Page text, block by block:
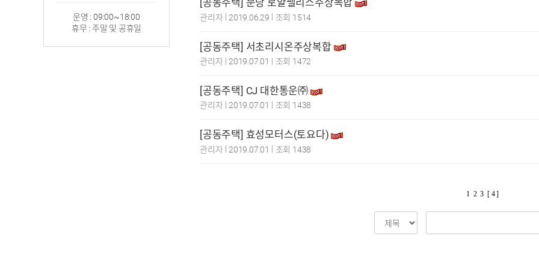
운영 : 09:00~18:00
휴무 : 주말 및 공휴일
[공동주택] 분당 로얄팰리스주상복합
관리자 | 2019.06.29 | 조회 1514
[공동주택] 서초리시온주상복합
관리자 | 2019.07.01 | 조회 1472
[공동주택] CJ 대한통운㈜
관리자 | 2019.07.01 | 조회 1438
[공동주택] 효성모터스(토요다)
관리자 | 2019.07.01 | 조회 1438
1 2 3 [ 4 ]